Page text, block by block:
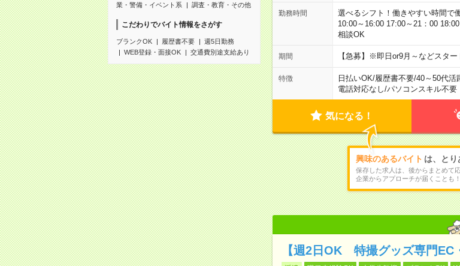
業・警備・イベント系
調査・教育・その他
こだわりでバイト情報をさがす
ブランクOK 履歴書不要
週5日勤務
WEB登録・面接OK
交通費別途支給あり
勤務時間
選べるシフト！働きやすい時間で
10:00～16:00 17:00～21：00
相談OK
期間 【急募】※即日or9月～などスタ
特徴 日払いOK/履歴書不要/40～50代活
電話対応なし/パソコンスキル不要
気になる！
興味のあるバイト は、とり
保存した求人は、後からまとめて
企業からアプローチが届くことも！
【週2日OK 特撮グッズ専門EC